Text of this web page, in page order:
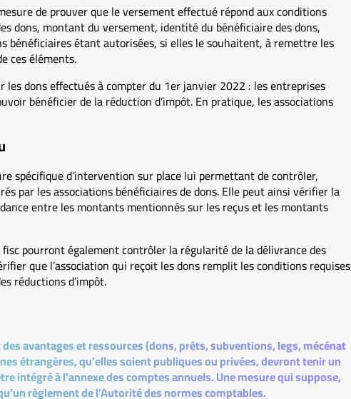
de prouver que le versement effectué répond aux conditions
dons, montant du versement, identité du bénéficiaire des dons,
bénéficiaires étant autorisées, si elles le souhaitent, à remettre les
ces éléments.
dons effectués à compter du 1er janvier 2022 : les entreprises
bénéficier de la réduction d’impôt. En pratique, les associations
spécifique d’intervention sur place lui permettant de contrôler,
par les associations bénéficiaires de dons. Elle peut ainsi vérifier la
entre les montants mentionnés sur les reçus et les montants
pourront également contrôler la régularité de la délivrance des
que l’association qui reçoit les dons remplit les conditions requises
réductions d’impôt.
avantages et ressources (dons, prêts, subventions, legs, mécénat
étrangères, qu’elles soient publiques ou privées, devront tenir un
intégré à l’annexe des comptes annuels. Une mesure qui suppose,
règlement de l’Autorité des normes comptables.